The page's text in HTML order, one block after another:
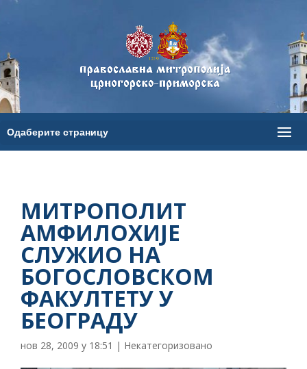
МИТРОПОЛИТ
АМФИЛОХИЈЕ
СЛУЖИО НА
БОГОСЛОВСКОМ
ФАКУЛТЕТУ У
БЕОГРАДУ
нов 28, 2009 у 18:51 | Некатегоризовано